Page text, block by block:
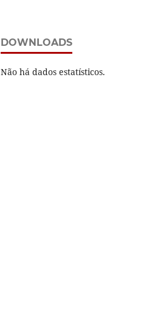
DOWNLOADS
Não há dados estatísticos.